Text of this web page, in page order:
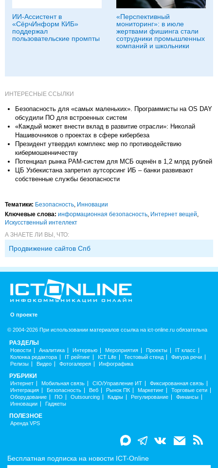
ИИ-Ассистент в
«СёрчИнформ КИБ»
поддержал
пользовательские промпты
«Перспективный
мониторинг»: в июле
жертвами фишинга стали
сотрудники промышленных
компаний и школьники
ИНТЕРЕСНЫЕ ССЫЛКИ
Безопасность для «самых маленьких». Программисты на OS DAY
обсудили ПО для встроенных систем
«Каждый может внести вклад в развитие отрасли»: Николай
Нашивочников о проектах в сфере кибербеза
Президент утвердил комплекс мер по противодействию
кибермошенничеству
Потенциал рынка PAM-систем для МСБ оценён в 1,2 млрд рублей
ЦБ Узбекистана запретил аутсорсинг ИБ – банки развивают
собственные службы безопасности
Тематики: Безопасность Инновации
Ключевые слова: информационная безопасность Интернет вещей
Искусственный интеллект
А ЗНАЕТЕ ЛИ ВЫ, ЧТО:
Продвижение сайтов Спб
О проекте
© 2004-2026 При использовании материалов ссылка на ict-online.ru обязательна
РАЗДЕЛЫ
Новости Аналитика Интервью Мероприятия Проекты
IT класс
Колонка редактора
IT рейтинг ICT Life Тестовый стенд
Фигура речи
Релизы
Видео Фотогалерея Инфографика
РУБРИКИ
Интернет Мобильная связь CIO/Управление ИТ
Фиксированная связь
Интеграция
Безопасность Веб Рынок ПК Маркетинг
Торговые сети
Оборудование
ПО Outsourcing Кадры Регулирование
Финансы
Инновации
Гаджеты
ПОЛЕЗНОЕ
Аренда VPS
Бесплатная подписка на новости ICT-Online